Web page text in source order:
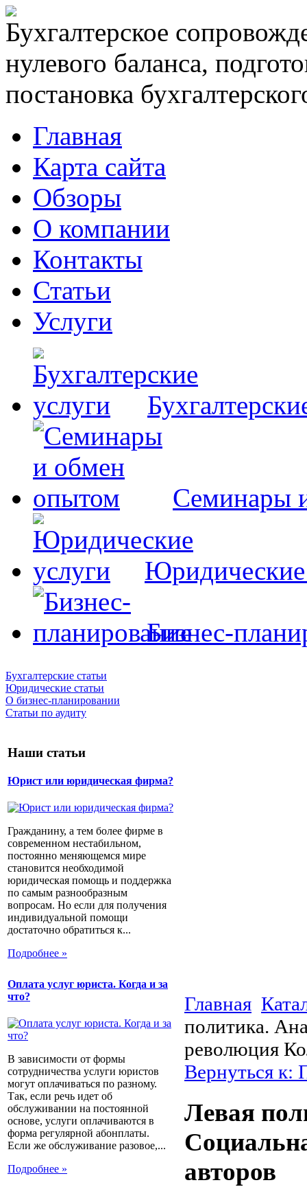
Бухгалтерское
нулевого баланса,
постановка
Главная
Карта сайта
Обзоры
О компании
Контакты
Статьи
Услуги
Семинары
Юридические
Бизнес-
Бухгалтерские статьи
Юридические статьи
О бизнес-планировании
Статьи по аудиту
Наши статьи
Юрист или юридическая фирма?
Гражданину, а тем более фирме в
современном нестабильном,
постоянно меняющемся мире
становится необходимой
юридическая помощь и поддержка
по самым разнообразным
вопросам. Но если для получения
индивидуальной помощи
достаточно обратиться к...
Подробнее »
Оплата услуг юриста. Когда и за
что?
В зависимости от формы
сотрудничества услуги юристов
могут оплачиваться по разному.
Так, если речь идет об
обслуживании на постоянной
основе, услуги оплачиваются в
форма регулярной абонплаты.
Если же обслуживание разовое,...
Подробнее »
Главная
политика.
революция
Вернуться к:
Левая
авторов